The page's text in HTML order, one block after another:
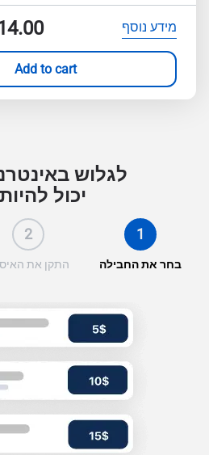
מידע נוסף
Add to cart
לגלוש
יכול
1
בחר את החבילה
2
התקן את